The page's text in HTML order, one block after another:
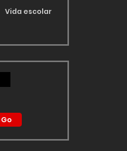
Vida escolar